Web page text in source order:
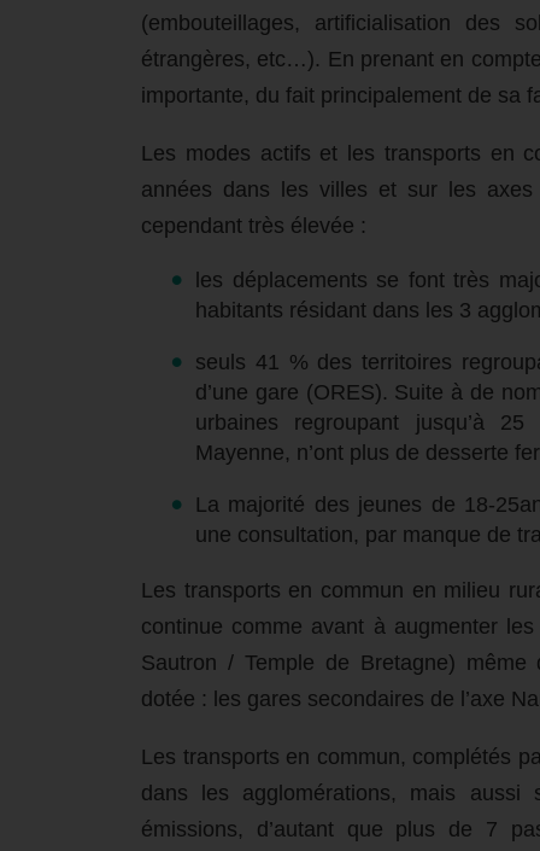
(embouteillages, artificialisation des
étrangères, etc…). En prenant en
importante, du fait principalement de sa
Les modes actifs et les transports en
années dans les villes et sur les
cependant très élevée :
les déplacements se font très
habitants résidant dans les 3
seuls 41 % des territoires
d’une gare (ORES). Suite à de
urbaines regroupant jusqu’à
Mayenne, n’ont plus de desserte
La majorité des jeunes de 18-
une consultation, par manque de
Les transports en commun en milieu
continue comme avant à augmenter
Sautron / Temple de Bretagne) même
dotée : les gares secondaires de l’axe
Les transports en commun, complétés
dans les agglomérations, mais
émissions, d’autant que plus de 7